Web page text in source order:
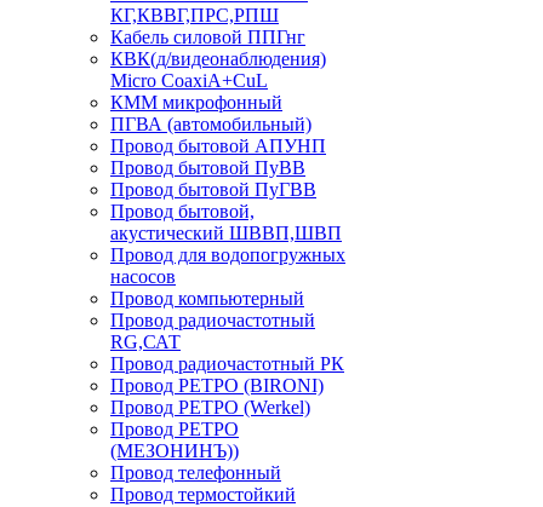
КГ,КВВГ,ПРС,РПШ
Кабель силовой ППГнг
КВК(д/видеонаблюдения)
Micro CoaxiA+CuL
КММ микрофонный
ПГВА (автомобильный)
Провод бытовой АПУНП
Провод бытовой ПуВВ
Провод бытовой ПуГВВ
Провод бытовой,
акустический ШВВП,ШВП
Провод для водопогружных
насосов
Провод компьютерный
Провод радиочастотный
RG,САТ
Провод радиочастотный РК
Провод РЕТРО (BIRONI)
Провод РЕТРО (Werkel)
Провод РЕТРО
(МЕЗОНИНЪ))
Провод телефонный
Провод термостойкий